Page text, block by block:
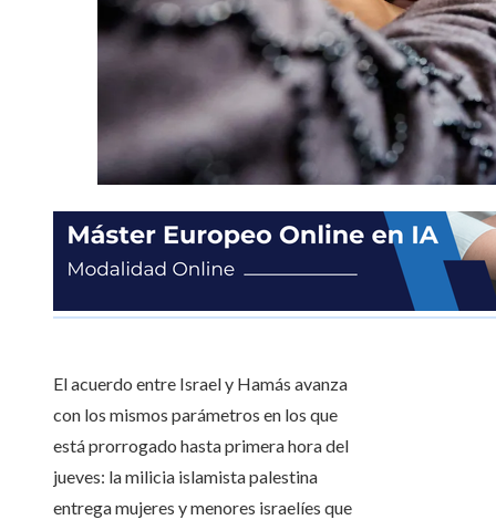
El acuerdo entre Israel y Hamás avanza
con los mismos parámetros en los que
está prorrogado hasta primera hora del
jueves: la milicia islamista palestina
entrega mujeres y menores israelíes que